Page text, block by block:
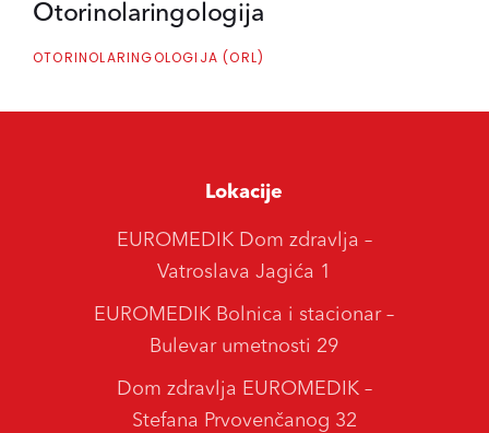
Otorinolaringologija
OTORINOLARINGOLOGIJA (ORL)
Lokacije
EUROMEDIK Dom zdravlja –
Vatroslava Jagića 1
EUROMEDIK Bolnica i stacionar –
Bulevar umetnosti 29
Dom zdravlja EUROMEDIK –
Stefana Prvovenčanog 32